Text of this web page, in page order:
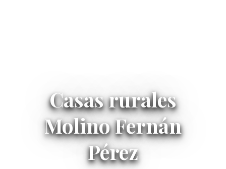
Casas rurales
Molino Fernán
Pérez